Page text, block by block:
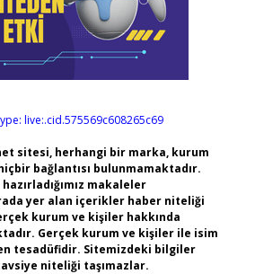
live:.cid.575569c608265c69
sitesi, herhangi bir marka, kurum
bağlantısı bulunmamaktadır.
makaleler
yer alan içerikler haber niteliği
kurum ve kişiler hakkında
Gerçek kurum ve kişiler ile isim
tesadüfidir. Sitemizdeki bilgiler
niteliği taşımazlar.